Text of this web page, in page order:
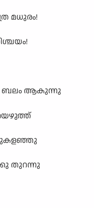
മധുരം!
ബലം ആകുന്നു
തുറന്നു